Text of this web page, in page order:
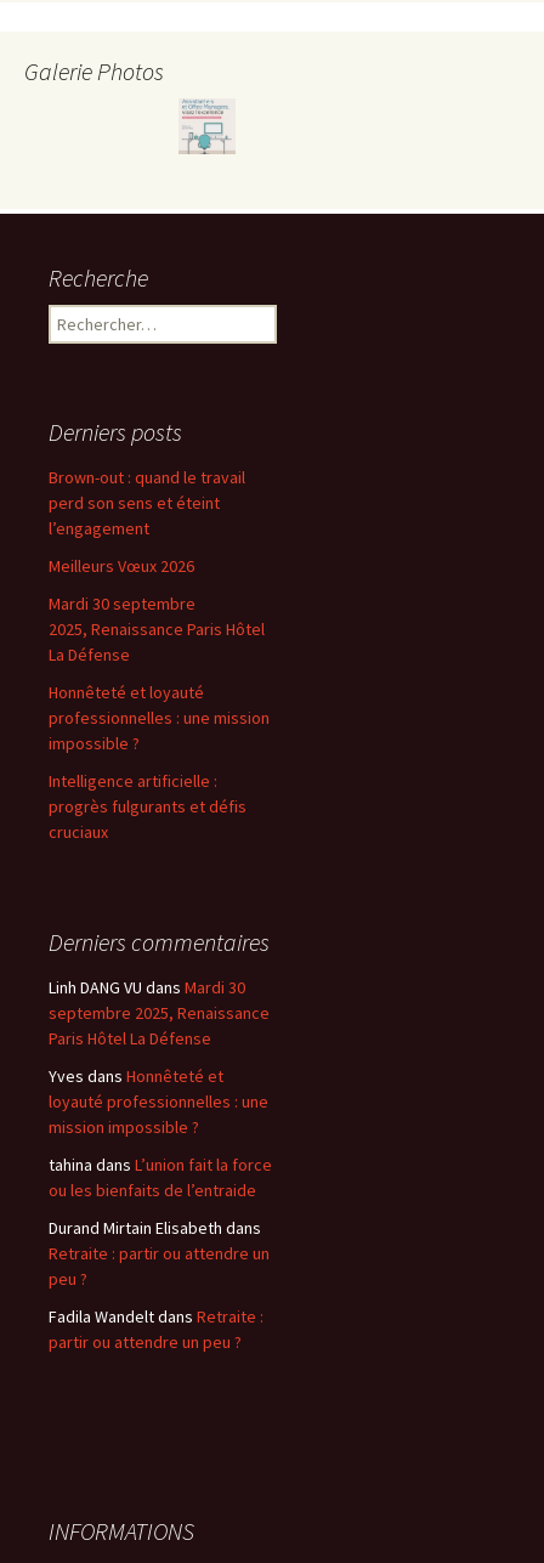
Galerie Photos
Recherche
Rechercher :
Derniers posts
Brown-out : quand le travail
perd son sens et éteint
l’engagement
Meilleurs Vœux 2026
Mardi 30 septembre
2025, Renaissance Paris Hôtel
La Défense
Honnêteté et loyauté
professionnelles : une mission
impossible ?
Intelligence artificielle :
progrès fulgurants et défis
cruciaux
Derniers commentaires
Linh DANG VU dans Mardi 30
septembre 2025, Renaissance
Paris Hôtel La Défense
Yves dans Honnêteté et
loyauté professionnelles : une
mission impossible ?
tahina dans L’union fait la force
ou les bienfaits de l’entraide
Durand Mirtain Elisabeth dans
Retraite : partir ou attendre un
peu ?
Fadila Wandeltdans Retraite :
partir ou attendre un peu ?
INFORMATIONS